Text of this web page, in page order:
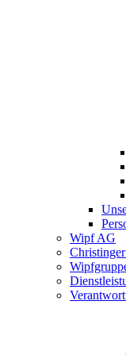
Wipf AG